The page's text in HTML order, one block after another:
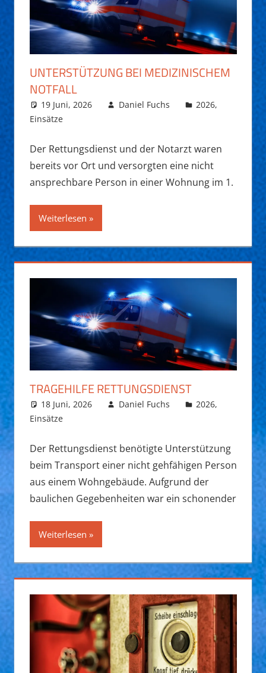
UNTERSTÜTZUNG BEI MEDIZINISCHEM
NOTFALL
19 Juni, 2026 Daniel Fuchs 2026,
Einsätze
Der Rettungsdienst und der Notarzt waren
bereits vor Ort und versorgten eine nicht
ansprechbare Person in einer Wohnung im 1.
Weiterlesen
TRAGEHILFE RETTUNGSDIENST
18 Juni, 2026 Daniel Fuchs 2026,
Einsätze
Der Rettungsdienst benötigte Unterstützung
beim Transport einer nicht gehfähigen Person
aus einem Wohngebäude. Aufgrund der
baulichen Gegebenheiten war ein schonender
Weiterlesen